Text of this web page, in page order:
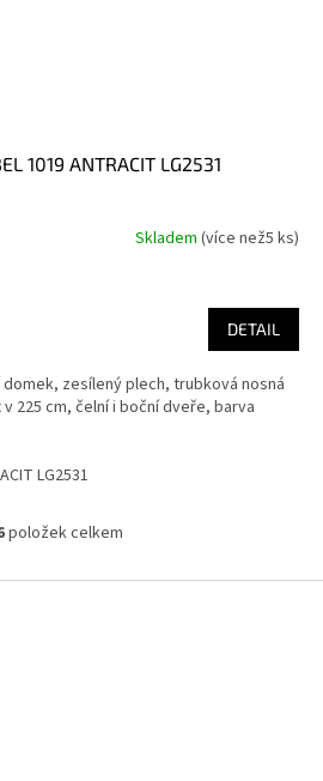
1019 ANTRACIT LG2531
Skladem (více než5 ks)
DETAIL
zesílený plech, trubková nosná
225 cm, čelní i boční dveře, barva
LG2531
O
l
položek celkem